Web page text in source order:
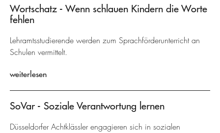
Wortschatz - Wenn schlauen Kindern die Worte
fehlen
Lehramtsstudierende werden zum Sprachförderunterricht an
Schulen vermittelt.
weiterlesen
SoVar - Soziale Verantwortung lernen
Düsseldorfer Achtklässler engagieren sich in sozialen